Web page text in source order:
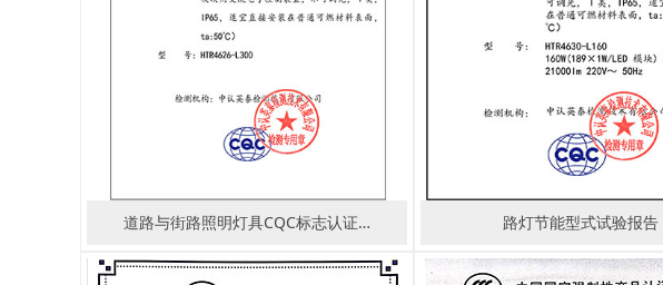
道路与街路照明灯具CQC标志认证… 路灯节能型式试验报告